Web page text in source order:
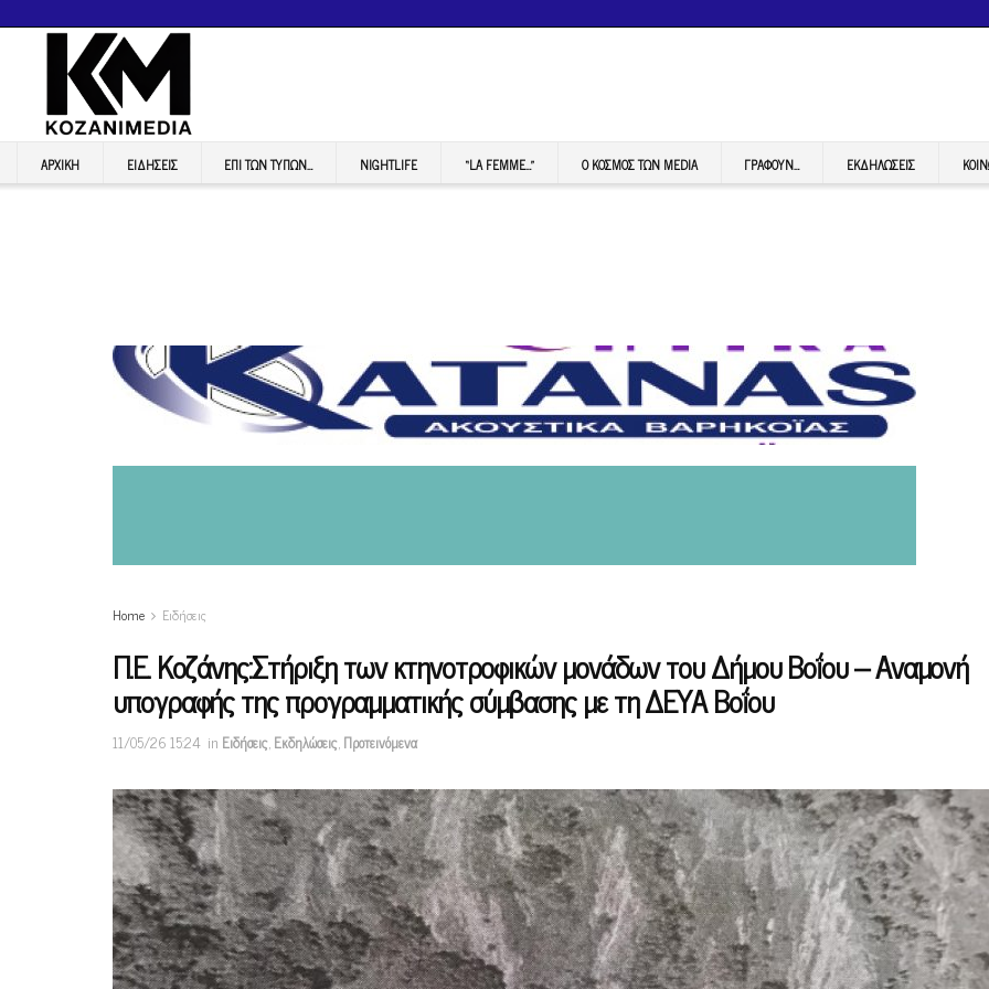
ΑΡΧΙΚΉ ΕΙΔΉΣΕΙΣ ΕΠI ΤΩΝ ΤΥΠΩΝ… NIGHTLIFE “LA FEMME…” Ο ΚΟΣΜΟΣ ΤΩΝ MEDIA ΓΡΆΦΟΥΝ… ΕΚΔΗΛΏΣΕΙΣ
Home Ειδήσεις
Π.Ε. Κοζάνης:Στήριξη των κτηνοτροφικών μονάδων του Δήμου Βοΐου – Αναμονή
υπογραφής της προγραμματικής σύμβασης με τη ΔΕΥΑ Βοΐου
11/05/26 15:24 in Ειδήσεις,Εκδηλώσεις,Προτεινόμενα